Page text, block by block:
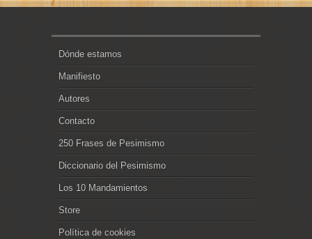
Dónde estamos
Manifiesto
Autores
Contacto
250 Frases de Pesimismo
Diccionario del Pesimismo
Los 10 Mandamientos
Store
Política de cookies